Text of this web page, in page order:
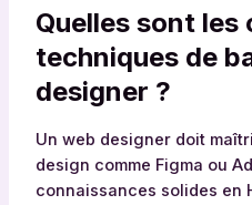
Quelles sont les
techniques de
designer ?
Un web designer doit
design comme Figma ou
connaissances solides en